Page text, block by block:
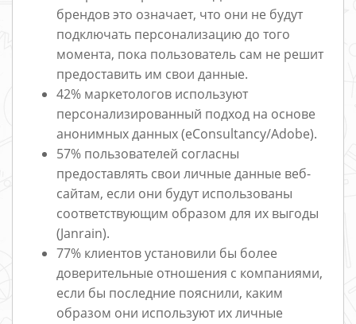
брендов это означает, что они не будут
подключать персонализацию до того
момента, пока пользователь сам не решит
предоставить им свои данные.
42% маркетологов используют
персонализированный подход на основе
анонимных данных (eConsultancy/Adobe).
57% пользователей согласны
предоставлять свои личные данные веб-
сайтам, если они будут использованы
соответствующим образом для их выгоды
(Janrain).
77% клиентов установили бы более
доверительные отношения с компаниями,
если бы последние пояснили, каким
образом они используют их личные